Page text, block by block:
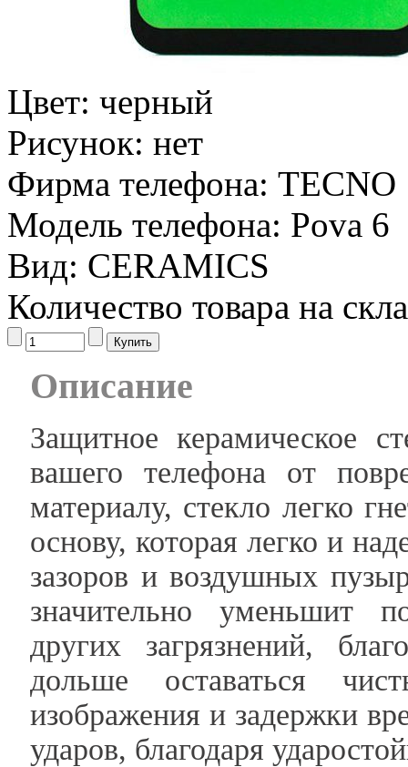
Цвет: черный
Рисунок: нет
Фирма телефона: TECNO
Модель телефона: Pova 6
Вид: CERAMICS
Количество товара на
Описание
Защитное керамическое
вашего телефона от
материалу, стекло легко
основу, которая легко и
зазоров и воздушных
значительно уменьшит
других загрязнений,
дольше оставаться
изображения и задержки
ударов, благодаря